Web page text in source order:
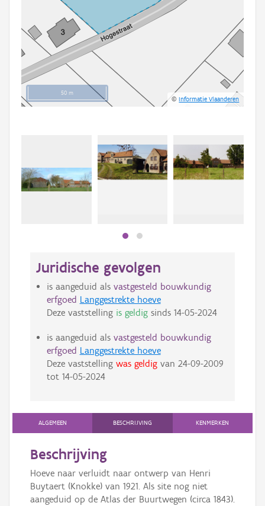
50 m
©Informatie Vlaanderen
Juridische gevolgen
is aangeduid als vastgesteld bouwkundig
erfgoed Langgestrekte hoeve
Deze vaststelling is geldigsinds 14-05-2024
is aangeduid als vastgesteld bouwkundig
erfgoed Langgestrekte hoeve
Deze vaststelling was geldigvan 24-09-2009
tot 14-05-2024
ALGEMEEN BESCHRIJVING KENMERKEN
Beschrijving
Hoeve naar verluidt naar ontwerp van Henri
Buytaert (Knokke) van 1921. Als site nog niet
aangeduid op de Atlas der Buurtwegen (circa 1843).